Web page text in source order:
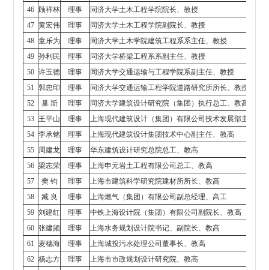
46 顾祥林 理事
同济大学土木工程学院院长、教授
47 黄宏伟 理事
同济大学土木工程学院副院长、教授
48 童乐为 理事
同济大学土木学院建筑工程系系主任、教授
49 孙利民 理事
同济大学桥梁工程系系副主任、教授
50 许玉德 理事
同济大学交通运输与工程学院系副主任、教授
51
郭忠印 理事
同济大学交通运输工程学院道路研究所所长、教授
52
巢 斯 理事
同济大学建筑设计研究院（集团）执行总工、教高
53 王平山 理事
上海现代建筑设计（集团）有限公司技术发展部主任、
54 李承铭 理事
上海现代建筑设计集团技术中心副主任、教高
55 周建龙 理事
华东建筑设计研究总院总工、教高
56 梁志荣 理事
上海申元岩土工程有限公司总工、教高
57
樊 钧 理事
上海市建筑科学研究院建材所所长、教高
58
臧 良 理事
上海燃气（集团）有限公司副总经理、高工
59 刘建红 理事
中铁上海设计院（集团）有限公司副院长、教高
60 张建频 理事
上海水务规划设计院书记、副院长、教高
61
麦穗海 理事
上海城投污水处理公司董事长、教高
62 杨志方 理事
上海市市政规划设计研究院、教高